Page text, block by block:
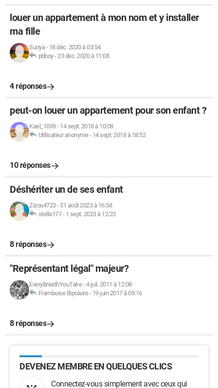
louer un appartement à mon nom et y installer
ma fille
Suriya- 18 déc. 2020 à 03:54
ptiboy-23 déc. 2020 à 11:08
4 réponses
peut-on louer un appartement pour son enfant ?
Kael_1009- 14 sept. 2018 à 10:08
Utilisateur anonyme- 14 sept. 2018 à 18:52
10 réponses
Déshériter un de ses enfant
Zizou4723- 31 août 2023 à 16:58
stella177- 1 sept. 2023 à 12:23
8 réponses
"Représentant légal" majeur?
EveryBreathYouTake-4 juil. 2011 à 12:08
Framboise Bipolaire- 19 juin 2017 à 09:16
8 réponses
DEVENEZ MEMBRE EN QUELQUES CLICS
Connectez-vous simplement avec ceux qui